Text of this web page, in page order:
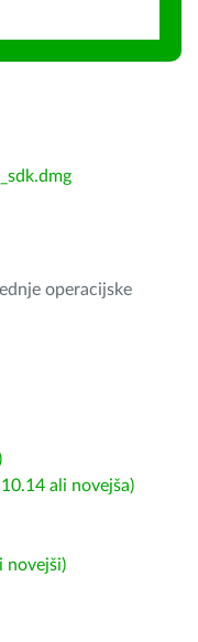
operacijske
ali novejša)
novejši)